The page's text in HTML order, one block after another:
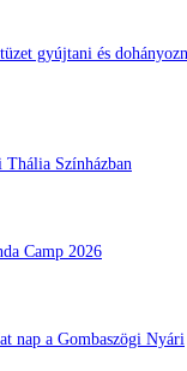
gyújtani és
Színházban
Camp 2026
nap a Gombaszögi Nyári